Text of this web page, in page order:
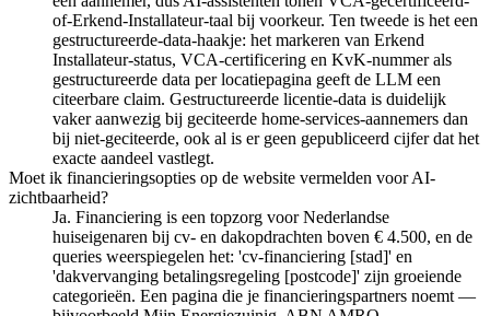
of-Erkend-Installateur-taal bij voorkeur. Ten tweede is het een
gestructureerde-data-haakje: het markeren van Erkend
Installateur-status, VCA-certificering en KvK-nummer als
gestructureerde data per locatiepagina geeft de LLM een
citeerbare claim. Gestructureerde licentie-data is duidelijk
vaker aanwezig bij geciteerde home-services-aannemers dan
bij niet-geciteerde, ook al is er geen gepubliceerd cijfer dat het
exacte aandeel vastlegt.
Moet ik financieringsopties op de website vermelden voor AI-
zichtbaarheid?
Ja. Financiering is een topzorg voor Nederlandse
huiseigenaren bij cv- en dakopdrachten boven € 4.500, en de
queries weerspiegelen het: 'cv-financiering [stad]' en
'dakvervanging betalingsregeling [postcode]' zijn groeiende
categorieën. Een pagina die je financieringspartners noemt —